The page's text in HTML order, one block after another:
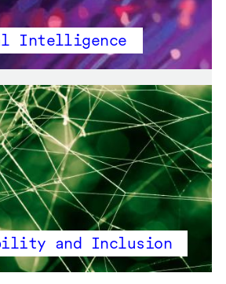
Intelligence
and Inclusion